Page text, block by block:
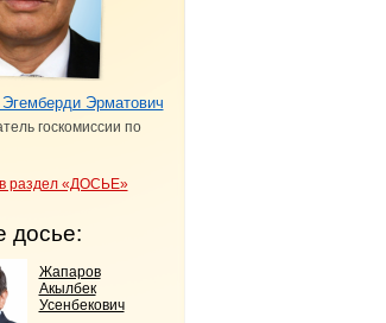
Эрматович
госкомиссии по
раздел «ДОСЬЕ»
досье:
Жапаров
Акылбек
Усенбекович